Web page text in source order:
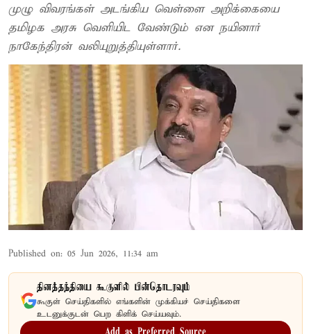
முழு விவரங்கள் அடங்கிய வெள்ளை அறிக்கையை
தமிழக அரசு வெளியிட வேண்டும் என நயினார்
நாகேந்திரன் வலியுறுத்தியுள்ளார்.
Published on: 05 Jun 2026, 11:34 am
தினத்தந்தியை கூகுளில் பின்தொடரவும்
கூகுள் செய்திகளில் எங்களின் முக்கியச் செய்திகளை
உடனுக்குடன் பெற கிளிக் செய்யவும்.